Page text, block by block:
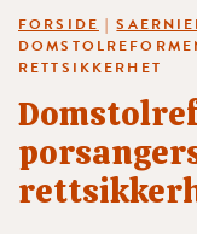
FORSIDE |
RETTSIKKERHET